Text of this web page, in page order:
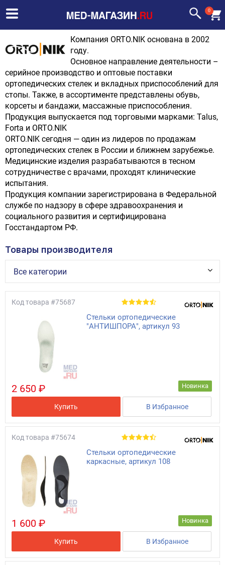
0
Компания ORTO.NIK основана в 2002
году.
Основное направление деятельности –
серийное производство и оптовые поставки
ортопедических стелек и вкладных приспособлений для
стопы. Также, в ассортименте представлены обувь,
корсеты и бандажи, массажные приспособления.
Продукция выпускается под торговыми марками: Talus,
Forta и ORTO.NIK
ORTO.NIK сегодня — один из лидеров по продажам
ортопедических стелек в России и ближнем зарубежье.
Медицинские изделия разрабатываются в тесном
сотрудничестве с врачами, проходят клинические
испытания.
Продукция компании зарегистрирована в Федеральной
службе по надзору в сфере здравоохранения и
социального развития и сертифицирована
Госстандартом РФ.
Товары производителя
Все категории
Код товара #75687
Стельки ортопедические
"АНТИШПОРА", артикул 93
Новинка
2 650 ₽
Купить В Избранное
Код товара #75674
Стельки ортопедические
каркасные, артикул 108
Новинка
1 600 ₽
Купить В Избранное